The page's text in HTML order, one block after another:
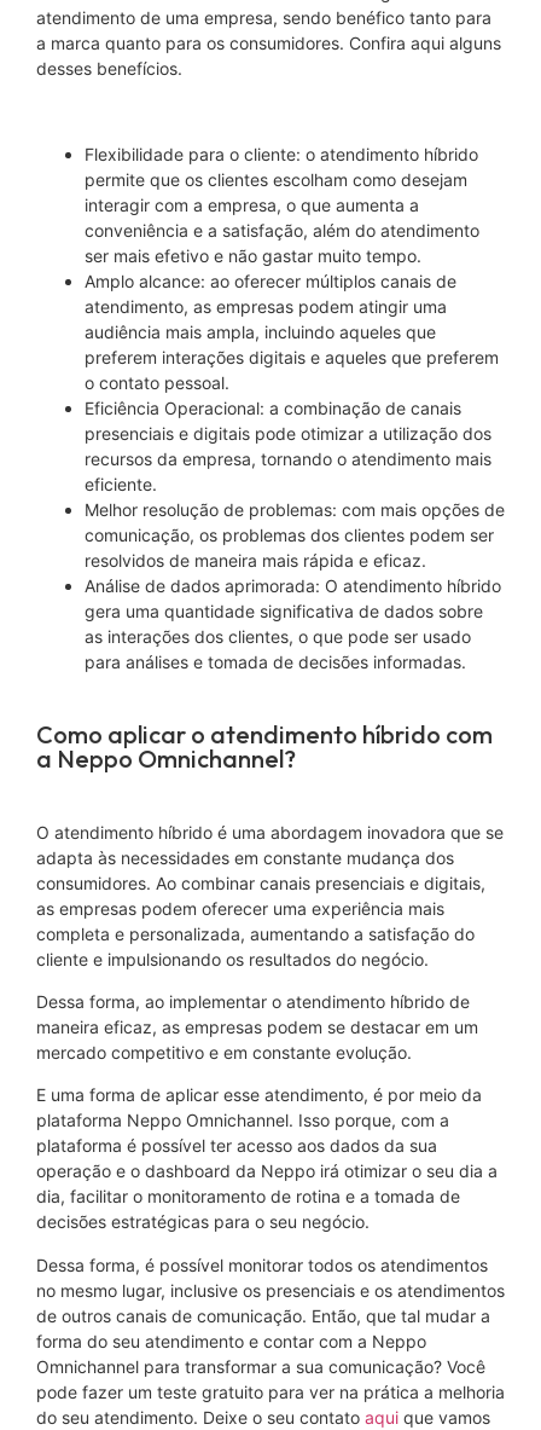
atendimento de uma empresa, sendo benéfico tanto para
a marca quanto para os consumidores. Confira aqui alguns
desses benefícios.
Flexibilidade para o cliente: o atendimento híbrido
permite que os clientes escolham como desejam
interagir com a empresa, o que aumenta a
conveniência e a satisfação, além do atendimento
ser mais efetivo e não gastar muito tempo.
Amplo alcance: ao oferecer múltiplos canais de
atendimento, as empresas podem atingir uma
audiência mais ampla, incluindo aqueles que
preferem interações digitais e aqueles que preferem
o contato pessoal.
Eficiência Operacional: a combinação de canais
presenciais e digitais pode otimizar a utilização dos
recursos da empresa, tornando o atendimento mais
eficiente.
Melhor resolução de problemas: com mais opções de
comunicação, os problemas dos clientes podem ser
resolvidos de maneira mais rápida e eficaz.
Análise de dados aprimorada: O atendimento híbrido
gera uma quantidade significativa de dados sobre
as interações dos clientes, o que pode ser usado
para análises e tomada de decisões informadas.
Como aplicar o atendimento híbrido com
a Neppo Omnichannel?
O atendimento híbrido é uma abordagem inovadora que se
adapta às necessidades em constante mudança dos
consumidores. Ao combinar canais presenciais e digitais,
as empresas podem oferecer uma experiência mais
completa e personalizada, aumentando a satisfação do
cliente e impulsionando os resultados do negócio.
Dessa forma, ao implementar o atendimento híbrido de
maneira eficaz, as empresas podem se destacar em um
mercado competitivo e em constante evolução.
E uma forma de aplicar esse atendimento, é por meio da
plataforma Neppo Omnichannel. Isso porque, com a
plataforma é possível ter acesso aos dados da sua
operação e o dashboard da Neppo irá otimizar o seu dia a
dia, facilitar o monitoramento de rotina e a tomada de
decisões estratégicas para o seu negócio.
Dessa forma, é possível monitorar todos os atendimentos
no mesmo lugar, inclusive os presenciais e os atendimentos
de outros canais de comunicação. Então, que tal mudar a
forma do seu atendimento e contar com a Neppo
Omnichannel para transformar a sua comunicação? Você
pode fazer um teste gratuito para ver na prática a melhoria
do seu atendimento. Deixe o seu contato aqui que vamos